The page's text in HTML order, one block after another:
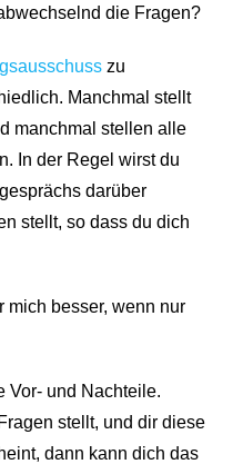
die Fragen?
zu
Manchmal stellt
manchmal stellen alle
In der Regel wirst du
darüber
stellt, so dass du dich
mich besser, wenn nur
Vor- und Nachteile.
stellt, und dir diese
dann kann dich das